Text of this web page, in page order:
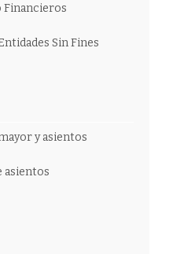
Financieros
Sin Fines
y asientos
asientos